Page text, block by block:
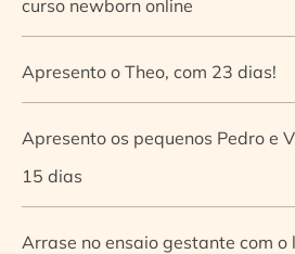
curso newborn online
Apresento o Theo, com 23 dias!
Apresento os pequenos Pedro e
15 dias
Arrase no ensaio gestante com o